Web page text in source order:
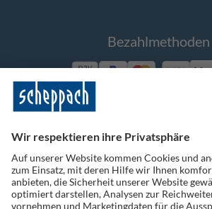
Bezahlmethoden
Folge uns auf Social